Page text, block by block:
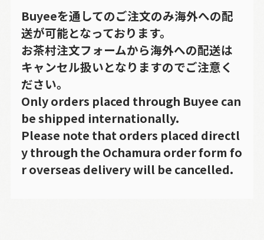
Buyeeを通してのご注文のみ海外への配
送が可能となっております。
お茶村注文フォームから海外への配送は
キャンセル扱いとなりますのでご注意く
ださい。
Only orders placed through Buyee can
be shipped internationally.
Please note that orders placed directl
y through the Ochamura order form fo
r overseas delivery will be cancelled.